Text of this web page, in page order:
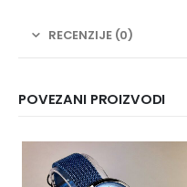
RECENZIJE (0)
POVEZANI PROIZVODI